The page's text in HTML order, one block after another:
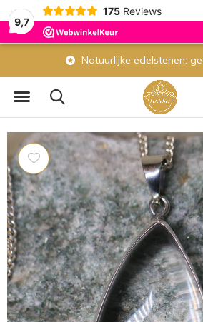
9,7
175 Reviews
Natuurlijke edelstenen: